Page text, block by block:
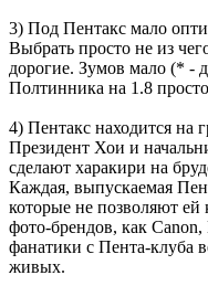
3) Под Пентакс мало
Выбрать просто не из
дорогие. Зумов мало (* -
Полтинника на 1.8
4) Пентакс находится на
Президент Хои и
сделают харакири на
Каждая, выпускаемая
которые не позволяют ей
фото-брендов, как
фанатики с Пента-клуба
живых.